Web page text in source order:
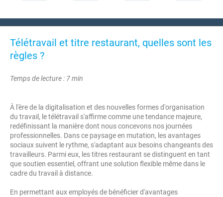
Télétravail et titre restaurant, quelles sont les
règles ?
Temps de lecture : 7 min
À l'ère de la digitalisation et des nouvelles formes d'organisation
du travail, le télétravail s'affirme comme une tendance majeure,
redéfinissant la manière dont nous concevons nos journées
professionnelles. Dans ce paysage en mutation, les avantages
sociaux suivent le rythme, s'adaptant aux besoins changeants des
travailleurs. Parmi eux, les titres restaurant se distinguent en tant
que soutien essentiel, offrant une solution flexible même dans le
cadre du travail à distance.
En permettant aux employés de bénéficier d'avantages